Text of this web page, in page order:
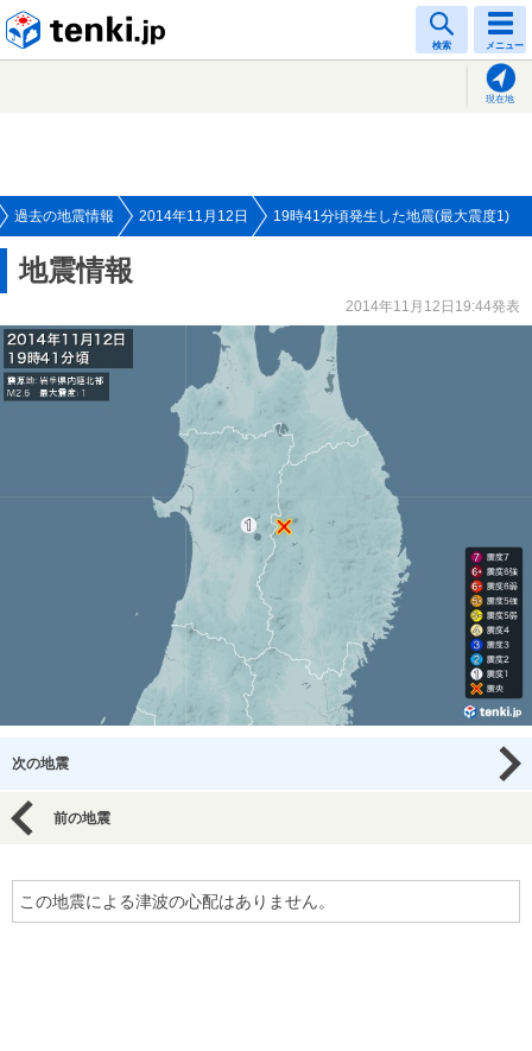
検索 メニュー
現在地
過去の地震情報 2014年11月12日 19時41分頃発生した地震(最大震度1)
地震情報
2014年11月12日19:44発表
次の地震
前の地震
この地震による津波の心配はありません。